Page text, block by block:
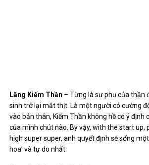
Lăng Kiếm Thần – Từng là sư phụ của thần
sinh trở lại mắt thịt. Là một người có cường
vào bản thân, Kiếm Thần không hề có ý định
của mình chút nào. By vậy, with the start up,
high super super, anh quyết định sẽ sống
hoa’ và tự do nhất.